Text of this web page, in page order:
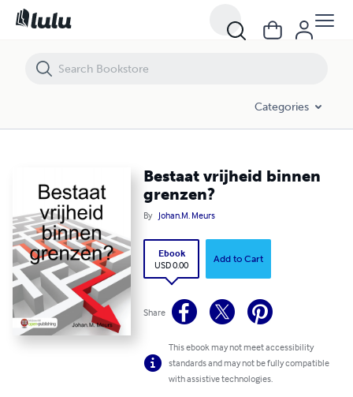
Categories
Bestaat vrijheid binnen
grenzen?
By Johan.M. Meurs
Ebook
USD 0.00
Add to Cart
Share
This ebook may not meet accessibility
standards and may not be fully compatible
with assistive technologies.
Bestaat vrijheid binnen grenzen?